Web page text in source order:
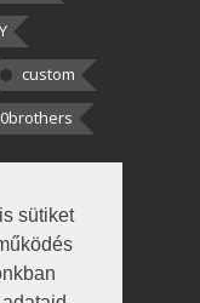
sütiket
custom
két
fél autót,